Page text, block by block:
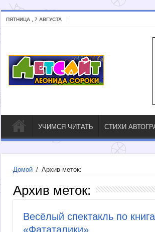
ПЯТНИЦА , 7 АВГУСТА
УЧИМСЯ ЧИТАТЬ СТИХИ
Домой / Архив меток:
Архив меток:
Весёлый спектакль по
«Фататалики»